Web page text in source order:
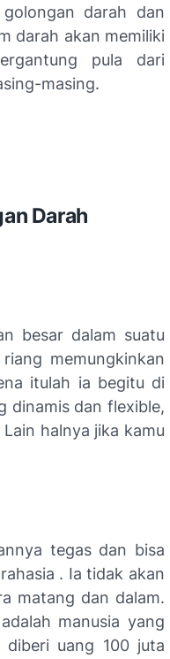
darah dan
darah akan memiliki
pula dari
masing.
Darah
besar dalam suatu
memungkinkan
itulah ia begitu di
dinamis dan flexible,
halnya jika kamu
tegas dan bisa
. Ia tidak akan
matang dan dalam.
manusia yang
diberi uang 100 juta